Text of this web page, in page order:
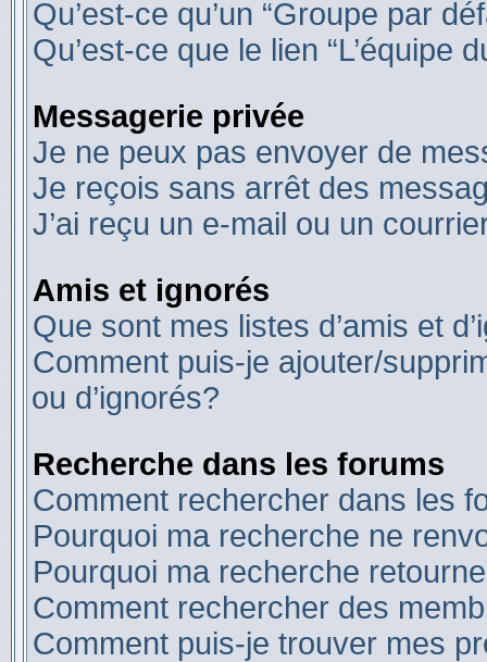
Qu’est-ce qu’un “Groupe par
Qu’est-ce que le lien “L’équipe
Messagerie privée
Je ne peux pas envoyer de
Je reçois sans arrêt des
J’ai reçu un e-mail ou un
Amis et ignorés
Que sont mes listes d’amis et
Comment puis-je ajouter/
ou d’ignorés?
Recherche dans les forums
Comment rechercher dans les
Pourquoi ma recherche ne
Pourquoi ma recherche
Comment rechercher des
Comment puis-je trouver mes